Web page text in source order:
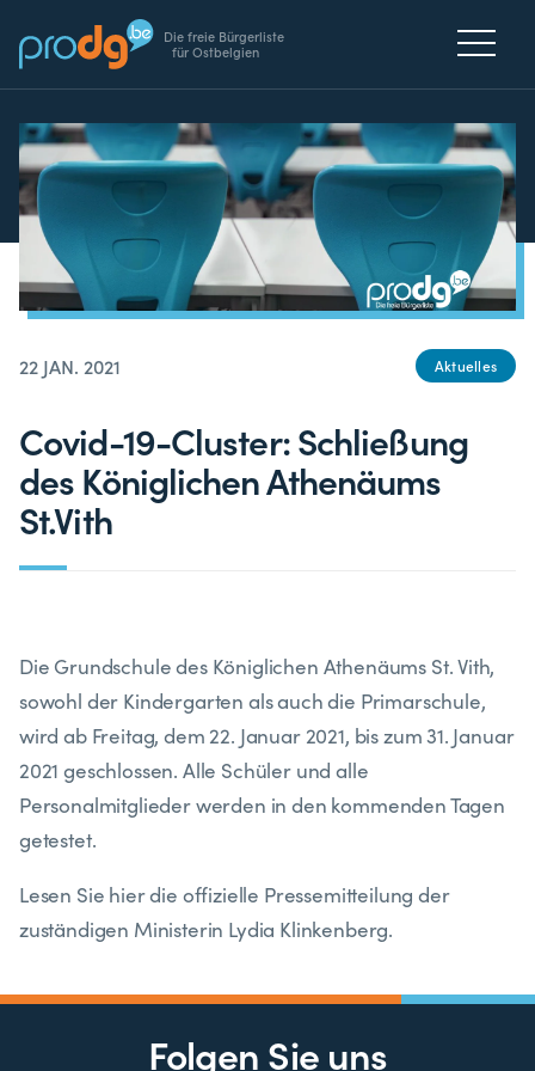
Die freie Bürgerliste
für Ostbelgien
22 JAN. 2021 Aktuelles
Covid-19-Cluster: Schließung
des Königlichen Athenäums
St.Vith
Die Grundschule des Königlichen Athenäums St. Vith,
sowohl der Kindergarten als auch die Primarschule,
wird ab Freitag, dem 22. Januar 2021, bis zum 31. Januar
2021 geschlossen. Alle Schüler und alle
Personalmitglieder werden in den kommenden Tagen
getestet.
Lesen Sie hier die offizielle Pressemitteilung der
zuständigen Ministerin Lydia Klinkenberg.
Folgen Sie uns